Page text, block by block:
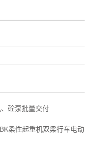
砼泵批量交付
柔性起重机双梁行车电动